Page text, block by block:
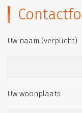
Uw naam (verplicht)
Uw woonplaats